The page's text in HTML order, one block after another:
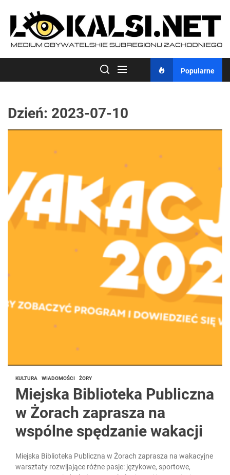
content
Popularne
Dzień: 2023-07-10
KULTURA WIADOMOŚCI ŻORY
Miejska Biblioteka Publiczna
w Żorach zaprasza na
wspólne spędzanie wakacji
Miejska Biblioteka Publiczna w Żorach zaprasza na wakacyjne
warsztaty rozwijające różne pasje: językowe, sportowe,